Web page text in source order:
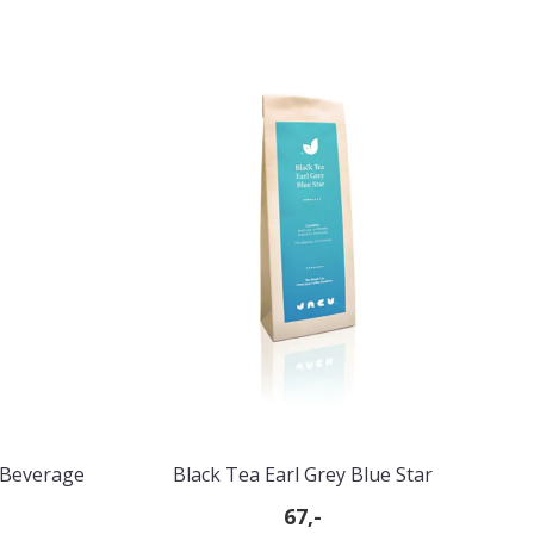
Black Tea Earl Grey Blue Star
67,-